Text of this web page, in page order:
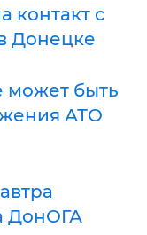
контакт с
Донецке
может быть
АТО
ДонОГА